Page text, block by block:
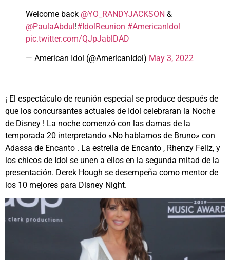
Welcome back @YO_RANDYJACKSON &
@PaulaAbdul!#IdolReunion #AmericanIdol
pic.twitter.com/QJpJablDAD
— American Idol (@AmericanIdol) May 3, 2022
¡ El espectáculo de reunión especial se produce después de
que los concursantes actuales de Idol celebraran la Noche
de Disney ! La noche comenzó con las damas de la
temporada 20 interpretando «No hablamos de Bruno» con
Adassa de Encanto . La estrella de Encanto , Rhenzy Feliz, y
los chicos de Idol se unen a ellos en la segunda mitad de la
presentación. Derek Hough se desempeña como mentor de
los 10 mejores para Disney Night.